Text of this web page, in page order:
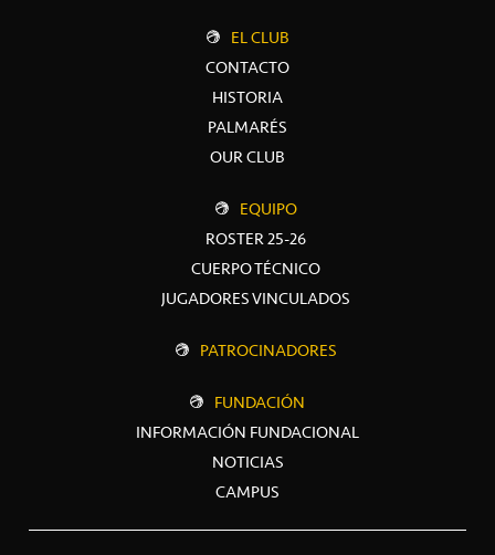
EL CLUB
CONTACTO
HISTORIA
PALMARÉS
OUR CLUB
EQUIPO
ROSTER 25-26
CUERPO TÉCNICO
JUGADORES VINCULADOS
PATROCINADORES
FUNDACIÓN
INFORMACIÓN FUNDACIONAL
NOTICIAS
CAMPUS